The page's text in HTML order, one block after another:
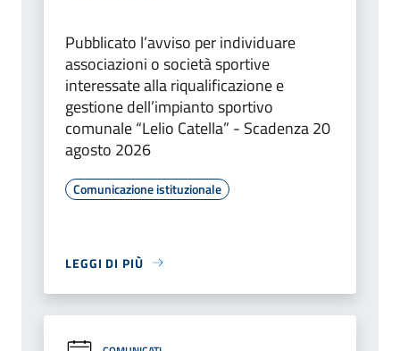
Pubblicato l’avviso per individuare
associazioni o società sportive
interessate alla riqualificazione e
gestione dell’impianto sportivo
comunale “Lelio Catella” - Scadenza 20
agosto 2026
Comunicazione istituzionale
LEGGI DI PIÙ